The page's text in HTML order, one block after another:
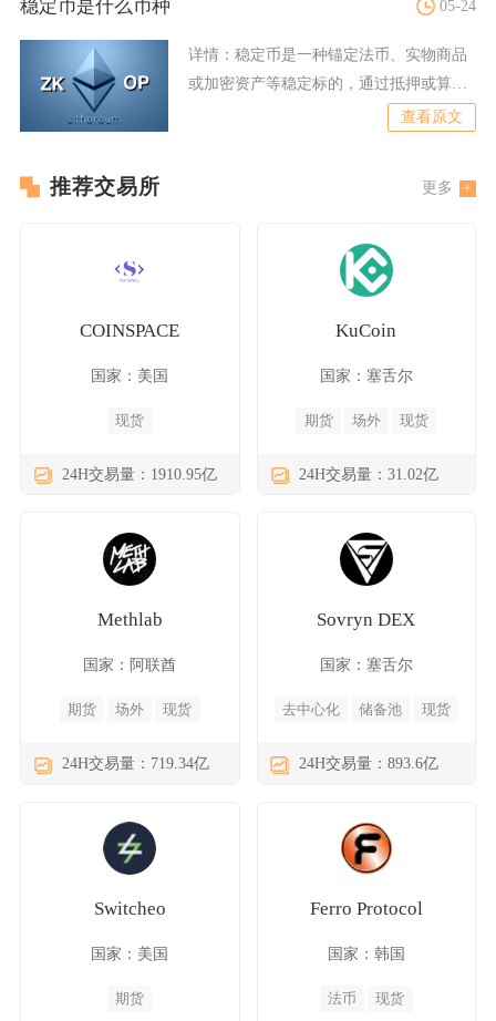
稳定币是什么币种 05-24
详情： 稳定币是一种锚定法币、实物商品
或加密资产等稳定标的，通过抵押或算法
查看原文
推荐交易所 更多
COINSPACE
国家：美国
现货
24H交易量：1910.95亿
KuCoin
国家：塞舌尔
期货 场外 现货
24H交易量：31.02亿
Methlab
国家：阿联酋
期货 场外 现货
24H交易量：719.34亿
Sovryn DEX
国家：塞舌尔
去中心化 储备池 现货
24H交易量：893.6亿
Switcheo
国家：美国
期货
Ferro Protocol
国家：韩国
法币 现货